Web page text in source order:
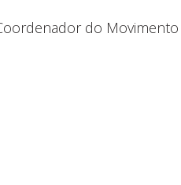
do Movimento